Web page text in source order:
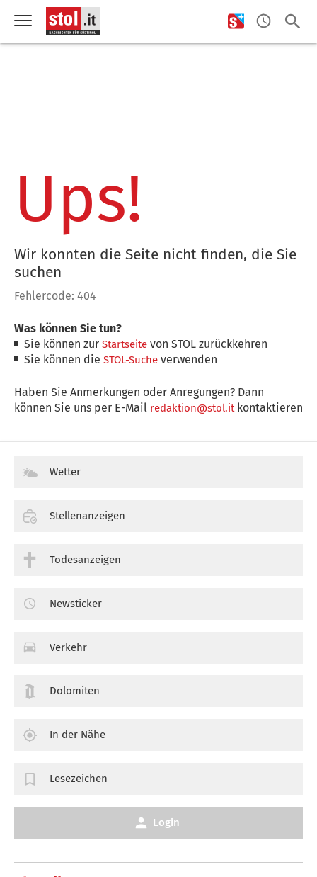
Ups!
Wir konnten die Seite nicht finden, die Sie
suchen
Fehlercode: 404
Was können Sie tun?
Sie können zurStartseite von STOL zurückkehren
Sie können dieSTOL-Suche verwenden
Haben Sie Anmerkungen oder Anregungen? Dann
können Sie uns per E-Mail redaktion@stol.itkontaktieren
Wetter
Stellenanzeigen
Todesanzeigen
Newsticker
Verkehr
Dolomiten
In der Nähe
Lesezeichen
Login